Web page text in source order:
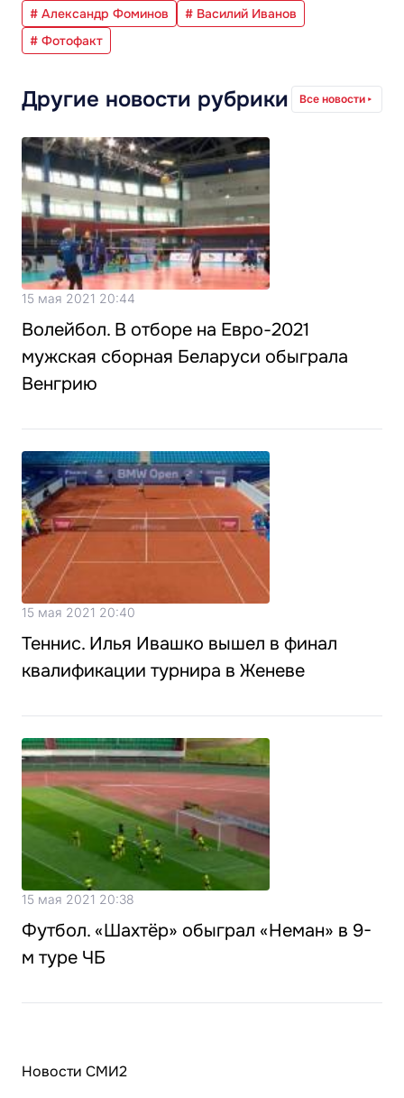
# Александр Фоминов
# Василий Иванов
# Фотофакт
Другие новости рубрики Все новости
15 мая 2021 20:44
Волейбол. В отборе на Евро-2021
мужская сборная Беларуси обыграла
Венгрию
15 мая 2021 20:40
Теннис. Илья Ивашко вышел в финал
квалификации турнира в Женеве
15 мая 2021 20:38
Футбол. «Шахтёр» обыграл «Неман» в 9-
м туре ЧБ
Новости СМИ2